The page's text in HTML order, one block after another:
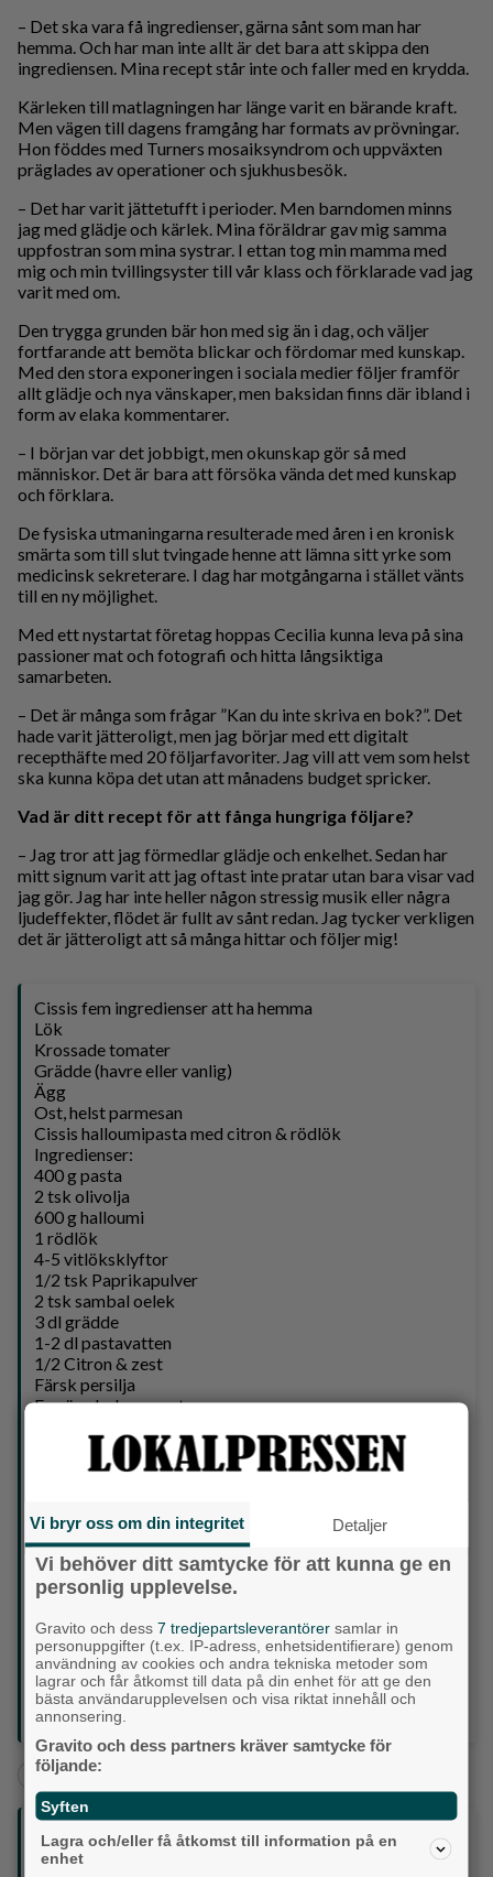
– Det ska vara få ingredienser, gärna sånt som man har
hemma. Och har man inte allt är det bara att skippa den
ingrediensen. Mina recept står inte och faller med en krydda.
Kärleken till matlagningen har länge varit en bärande kraft.
Men vägen till dagens framgång har formats av prövningar.
Hon föddes med Turners mosaiksyndrom och uppväxten
präglades av operationer och sjukhusbesök.
– Det har varit jättetufft i perioder. Men barndomen minns
jag med glädje och kärlek. Mina föräldrar gav mig samma
uppfostran som mina systrar. I ettan tog min mamma med
mig och min tvillingsyster till vår klass och förklarade vad jag
varit med om.
Den trygga grunden bär hon med sig än i dag, och väljer
fortfarande att bemöta blickar och fördomar med kunskap.
Med den stora exponeringen i sociala medier följer framför
allt glädje och nya vänskaper, men baksidan finns där ibland i
form av elaka kommentarer.
– I början var det jobbigt, men okunskap gör så med
människor. Det är bara att försöka vända det med kunskap
och förklara.
De fysiska utmaningarna resulterade med åren i en kronisk
smärta som till slut tvingade henne att lämna sitt yrke som
medicinsk sekreterare. I dag har motgångarna i stället vänts
till en ny möjlighet.
Med ett nystartat företag hoppas Cecilia kunna leva på sina
passioner mat och fotografi och hitta långsiktiga
samarbeten.
– Det är många som frågar ”Kan du inte skriva en bok?”. Det
hade varit jätteroligt, men jag börjar med ett digitalt
recepthäfte med 20 följarfavoriter. Jag vill att vem som helst
ska kunna köpa det utan att månadens budget spricker.
Vad är ditt recept för att fånga hungriga följare?
– Jag tror att jag förmedlar glädje och enkelhet. Sedan har
mitt signum varit att jag oftast inte pratar utan bara visar vad
jag gör. Jag har inte heller någon stressig musik eller några
ljudeffekter, flödet är fullt av sånt redan. Jag tycker verkligen
det är jätteroligt att så många hittar och följer mig!
Cissis fem ingredienser att ha hemma
Lök
Krossade tomater
Grädde (havre eller vanlig)
Ägg
Ost, helst parmesan
Cissis halloumipasta med citron & rödlök
Ingredienser:
400 g pasta
2 tsk olivolja
600 g halloumi
1 rödlök
4-5 vitlöksklyftor
1/2 tsk Paprikapulver
2 tsk sambal oelek
3 dl grädde
1-2 dl pastavatten
1/2 Citron & zest
Färsk persilja
En näve babyspenat
Gör så här:
Hacka rödlök och vitlök. Lägg åt sidan.
Lägg i rödlök och vitlök, häll på sambal oelek och
pressad citron + zest och låt fräsa in.
Krydda med paprikapulver.
Häll på grädden och låt detta koka ihop en stund. Lägg i
såsen.
Koka pasta. Häll över 1 dl pastavatten i såsen, smaka av
med kryddor, salt & peppar och blanda sedan pastan med
såsen. Riv mer parmesan om du önskar.
Källa: @enkelmathemma
Backa/Kärra
Följ oss på sociala medier:
Vi bryr oss om din integritet Detaljer
Vi behöver ditt samtycke för att kunna ge en
personlig upplevelse.
Gravito och dess7 tredjepartsleverantörer samlar in
personuppgifter (t.ex. IP-adress, enhetsidentifierare) genom
användning av cookies och andra tekniska metoder som
lagrar och får åtkomst till data på din enhet för att ge den
bästa användarupplevelsen och visa riktat innehåll och
annonsering.
Gravito och dess partners kräver samtycke för
följande:
Syften
Lagra och/eller få åtkomst till information på en
enhet